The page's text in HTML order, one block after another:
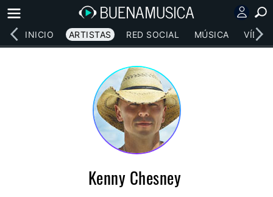
INICIO ARTISTAS RED SOCIAL MÚSICA
Kenny Chesney